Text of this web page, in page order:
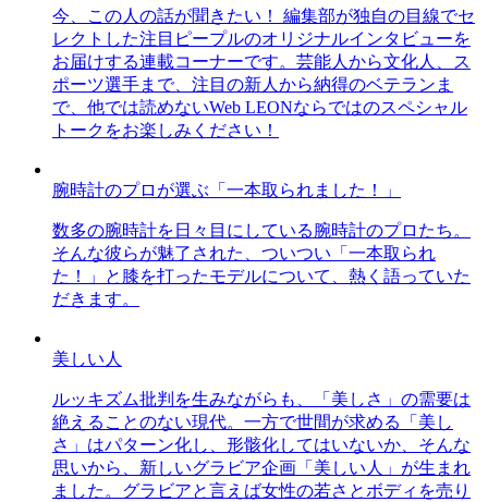
今、この人の話が聞きたい！ 編集部が独自の目線でセ
レクトした注目ピープルのオリジナルインタビューを
お届けする連載コーナーです。芸能人から文化人、ス
ポーツ選手まで、注目の新人から納得のベテランま
で、他では読めないWeb LEONならではのスペシャル
トークをお楽しみください！
腕時計のプロが選ぶ「一本取られました！」
数多の腕時計を日々目にしている腕時計のプロたち。
そんな彼らが魅了された、ついつい「一本取られ
た！」と膝を打ったモデルについて、熱く語っていた
だきます。
美しい人
ルッキズム批判を生みながらも、「美しさ」の需要は
絶えることのない現代。一方で世間が求める「美し
さ」はパターン化し、形骸化してはいないか、そんな
思いから、新しいグラビア企画「美しい人」が生まれ
ました。グラビアと言えば女性の若さとボディを売り